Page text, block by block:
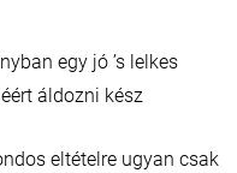
egy jó ’s lelkes
áldozni kész
eltételre ugyan csak